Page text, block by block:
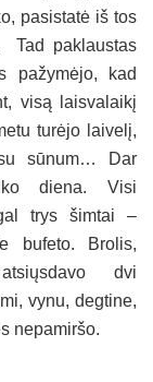
pasistatė iš tos
Tad paklaustas
pažymėjo, kad
visą laisvalaikį
turėjo laivelį,
sūnum… Dar
diena. Visi
trys šimtai –
bufeto. Brolis,
dvi
vynu, degtine,
nepamiršo.